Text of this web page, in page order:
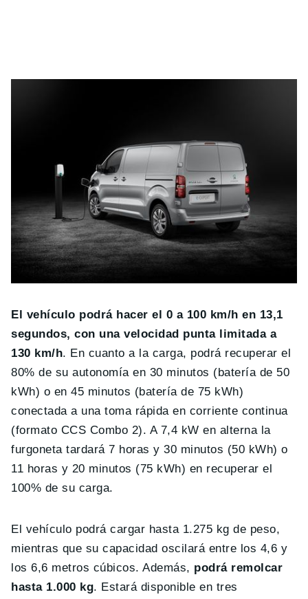
El vehículo podrá hacer el 0 a 100 km/h en 13,1
segundos, con una velocidad punta limitada a
130 km/h. En cuanto a la carga, podrá recuperar el
80% de su autonomía en 30 minutos (batería de 50
kWh) o en 45 minutos (batería de 75 kWh)
conectada a una toma rápida en corriente continua
(formato CCS Combo 2). A 7,4 kW en alterna la
furgoneta tardará 7 horas y 30 minutos (50 kWh) o
11 horas y 20 minutos (75 kWh) en recuperar el
100% de su carga.
El vehículo podrá cargar hasta 1.275 kg de peso,
mientras que su capacidad oscilará entre los 4,6 y
los 6,6 metros cúbicos. Además, podrá remolcar
hasta 1.000 kg. Estará disponible en tres